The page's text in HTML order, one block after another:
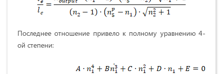
Последнее отношение привело к полному уравнению 4-
ой степени: